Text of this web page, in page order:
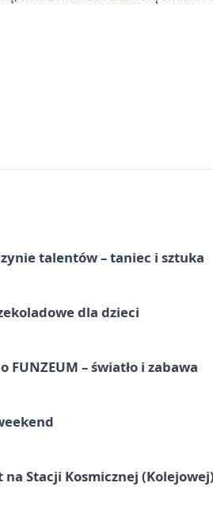
talentów – taniec i sztuka
dla dzieci
FUNZEUM – światło i zabawa
Stacji Kosmicznej (Kolejowej)